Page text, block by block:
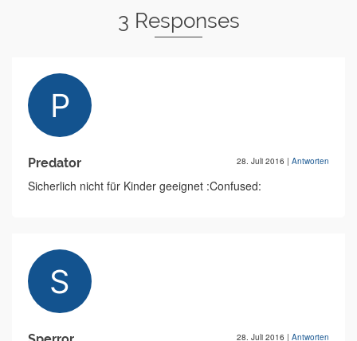
3 Responses
Predator 28. Juli 2016 | Antworten
Sicherlich nicht für Kinder geeignet :Confused:
28. Juli 2016 | Antworten